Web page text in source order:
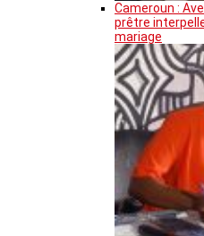
Cameroun :
prêtre
mariage